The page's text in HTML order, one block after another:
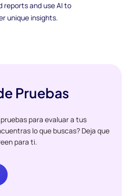
reports and use AI to
unique insights.
Pruebas
para evaluar a tus
lo que buscas? Deja que
para ti.